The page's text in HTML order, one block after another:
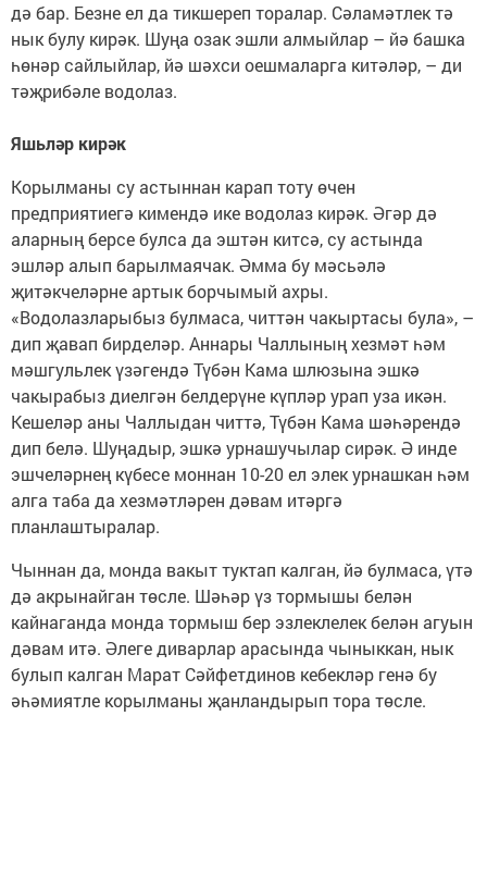
дә бар. Безне ел да тикшереп торалар. Сәламәтлек тә
нык булу кирәк. Шуңа озак эшли алмыйлар – йә башка
һөнәр сайлыйлар, йә шәхси оешмаларга китәләр, – ди
тәҗрибәле водолаз.
Яшьләр кирәк
Корылманы су астыннан карап тоту өчен
предприятиегә кимендә ике водолаз кирәк. Әгәр дә
аларның берсе булса да эштән китсә, су астында
эшләр алып барылмаячак. Әмма бу мәсьәлә
җитәкчеләрне артык борчымый ахры.
«Водолазларыбыз булмаса, читтән чакыртасы була», –
дип җавап бирделәр. Аннары Чаллының хезмәт һәм
мәшгульлек үзәгендә Түбән Кама шлюзына эшкә
чакырабыз диелгән белдерүне күпләр урап уза икән.
Кешеләр аны Чаллыдан читтә, Түбән Кама шәһәрендә
дип белә. Шуңадыр, эшкә урнашучылар сирәк. Ә инде
эшчеләрнең күбесе моннан 10-20 ел элек урнашкан һәм
алга таба да хезмәтләрен дәвам итәргә
планлаштыралар.
Чыннан да, монда вакыт туктап калган, йә булмаса, үтә
дә акрынайган төсле. Шәһәр үз тормышы белән
кайнаганда монда тормыш бер эзлеклелек белән агуын
дәвам итә. Әлеге диварлар арасында чыныккан, нык
булып калган Марат Сәйфетдинов кебекләр генә бу
әһәмиятле корылманы җанландырып тора төсле.